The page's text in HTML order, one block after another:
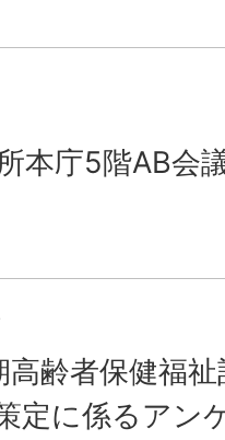
本庁5階AB会
高齢者保健福
定に係るアン